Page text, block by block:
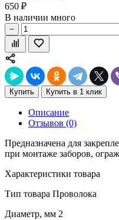
650 ₽
В наличии много
−
Купить Купить в 1 клик
Описание
Отзывов (0)
Предназначена для
при монтаже заборов,
Характеристики товара
Тип товара Проволока
Диаметр, мм 2